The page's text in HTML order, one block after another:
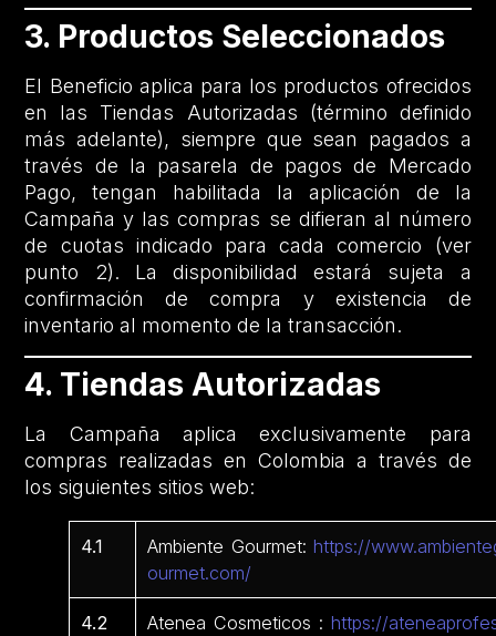
3. Productos Seleccionados
El Beneficio aplica para los productos ofrecidos
en las Tiendas Autorizadas (término definido
más adelante), siempre que sean pagados a
través de la pasarela de pagos de Mercado
Pago, tengan habilitada la aplicación de la
Campaña y las compras se difieran al número
de cuotas indicado para cada comercio (ver
punto 2). La disponibilidad estará sujeta a
confirmación de compra y existencia de
inventario al momento de la transacción.
4. Tiendas Autorizadas
La Campaña aplica exclusivamente para
compras realizadas en Colombia a través de
los siguientes sitios web:
4.1 Ambiente Gourmet:https://
ourmet.com/
4.2 Atenea Cosmeticos :https://